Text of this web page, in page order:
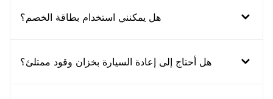
هل يمكنني استخدام بطاقة الخصم؟
هل أحتاج إلى إعادة السيارة بخزان وقود ممتلئ؟